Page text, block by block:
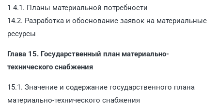
1 4.1. Планы материальной потребности
14.2. Разработка и обоснование заявок на материальные
ресурсы
Глава 15. Государственный план материально-
технического снабжения
15.1. Значение и содержание государственного плана
материально-технического снабжения